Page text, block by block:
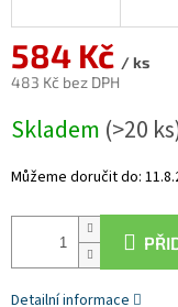
584 Kč / ks
483 Kč bez DPH
cena:
Skladem (>20
Můžeme doručit do:
Detailní informace